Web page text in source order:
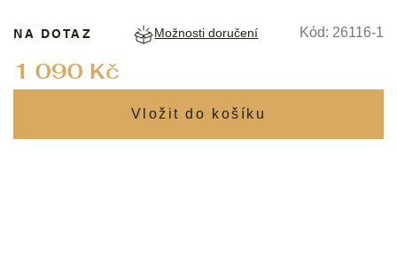
1 090 Kč
NA DOTAZ Možnosti doručení Kód: 26116-1